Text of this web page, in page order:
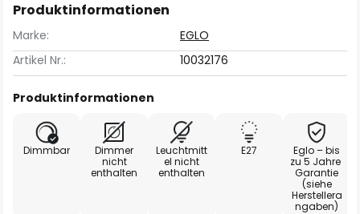
Produktinformationen
Marke:
EGLO
Artikel Nr.:
10032176
Produktinformationen
Dimmbar
Dimmer
nicht
enthalten
Leuchtmitt
el nicht
enthalten
E27
Eglo – bis
zu 5 Jahre
Garantie
(siehe
Herstellera
ngaben)